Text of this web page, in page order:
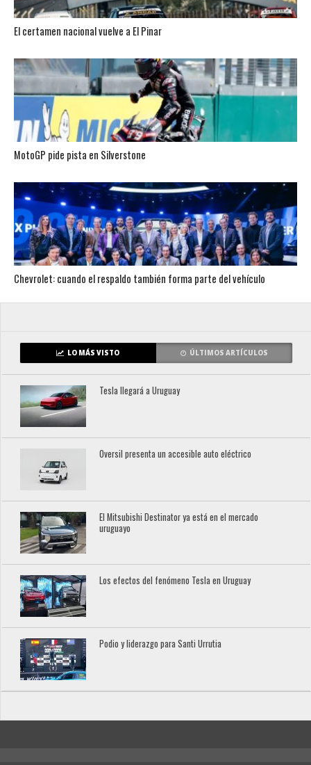
El certamen nacional vuelve a El Pinar
MotoGP pide pista en Silverstone
Chevrolet: cuando el respaldo también forma parte del vehículo
LO MÁS VISTO ÚLTIMOS ARTÍCULOS
Tesla llegará a Uruguay
Oversil presenta un accesible auto eléctrico
El Mitsubishi Destinator ya está en el mercado
uruguayo
Los efectos del fenómeno Tesla en Uruguay
Podio y liderazgo para Santi Urrutia